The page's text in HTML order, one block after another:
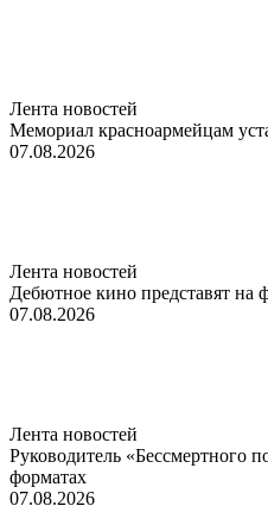
Лента новостей
Мемориал красноармейцам
07.08.2026
Лента новостей
Дебютное кино представят на
07.08.2026
Лента новостей
Руководитель «Бессмертного
форматах
07.08.2026